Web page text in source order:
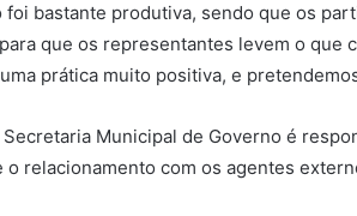
bastante produtiva, sendo que os
que os representantes levem o que
prática muito positiva, e
Municipal de Governo é
relacionamento com os agentes